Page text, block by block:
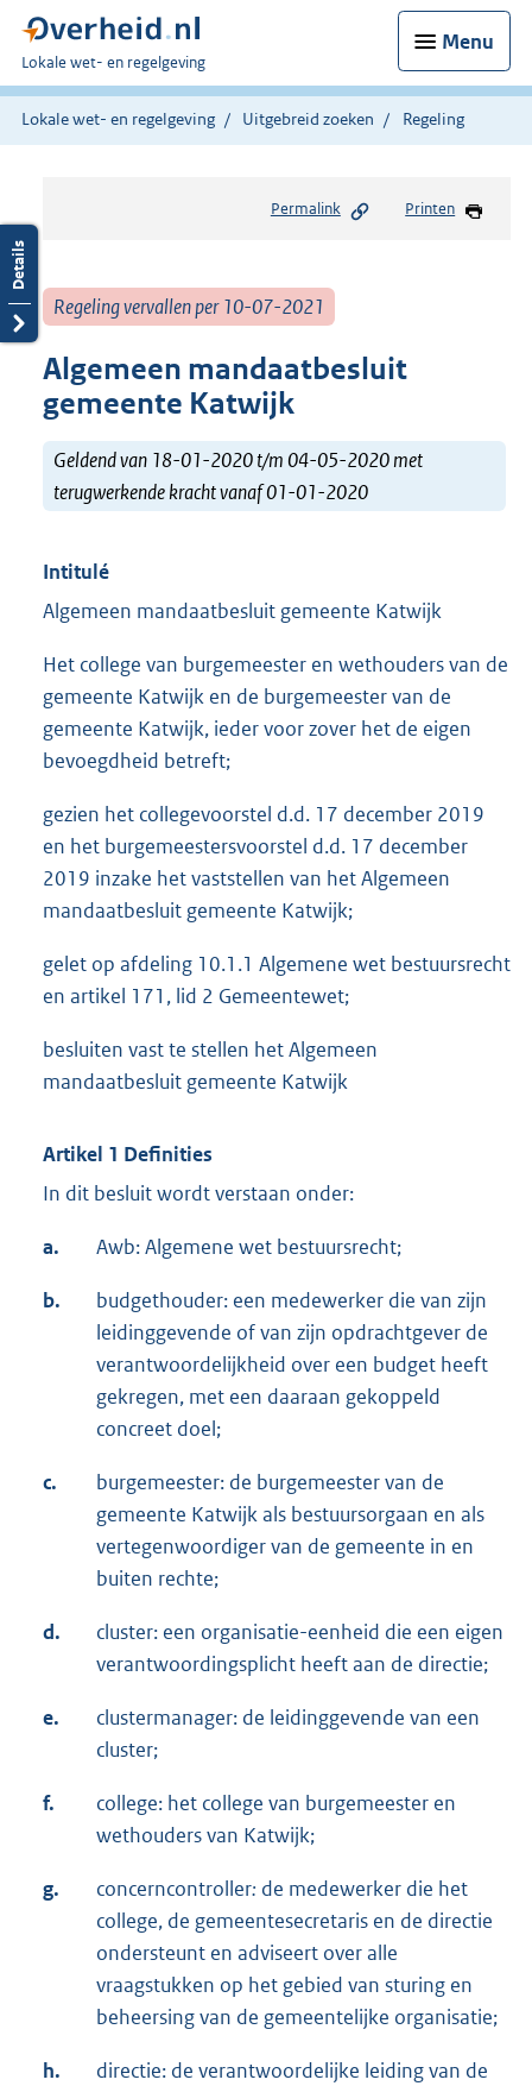
Menu
U
bent
hier:
Lokale wet- en regelgeving
Lokale wet- en regelgeving Uitgebreid zoeken Regeling
Permalink Printen
Regeling vervallen per 10-07-2021
Algemeen mandaatbesluit
gemeente Katwijk
Geldend van 18-01-2020 t/m 04-05-2020 met
terugwerkende kracht vanaf 01-01-2020
Intitulé
Algemeen mandaatbesluit gemeente Katwijk
Het college van burgemeester en wethouders van de
gemeente Katwijk en de burgemeester van de
gemeente Katwijk, ieder voor zover het de eigen
bevoegdheid betreft;
gezien het collegevoorstel d.d. 17 december 2019
en het burgemeestersvoorstel d.d. 17 december
2019 inzake het vaststellen van het Algemeen
mandaatbesluit gemeente Katwijk;
gelet op afdeling 10.1.1 Algemene wet bestuursrecht
en artikel 171, lid 2 Gemeentewet;
besluiten vast te stellen het Algemeen
mandaatbesluit gemeente Katwijk
Artikel 1 Definities
In dit besluit wordt verstaan onder:
a. Awb: Algemene wet bestuursrecht;
b.
budgethouder: een medewerker die van zijn
leidinggevende of van zijn opdrachtgever de
verantwoordelijkheid over een budget heeft
gekregen, met een daaraan gekoppeld
concreet doel;
c.
burgemeester: de burgemeester van de
gemeente Katwijk als bestuursorgaan en als
vertegenwoordiger van de gemeente in en
buiten rechte;
d.
cluster: een organisatie-eenheid die een eigen
verantwoordingsplicht heeft aan de directie;
e.
clustermanager: de leidinggevende van een
cluster;
f.
college: het college van burgemeester en
wethouders van Katwijk;
g. concerncontroller: de medewerker die het
college, de gemeentesecretaris en de directie
ondersteunt en adviseert over alle
vraagstukken op het gebied van sturing en
beheersing van de gemeentelijke organisatie;
h.
directie: de verantwoordelijke leiding van de